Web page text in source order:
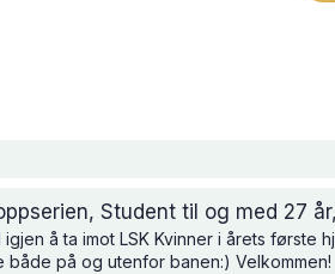
Student til og med 27
igjen å ta imot LSK Kvinner i årets
både på og utenfor banen:) Velkommen!